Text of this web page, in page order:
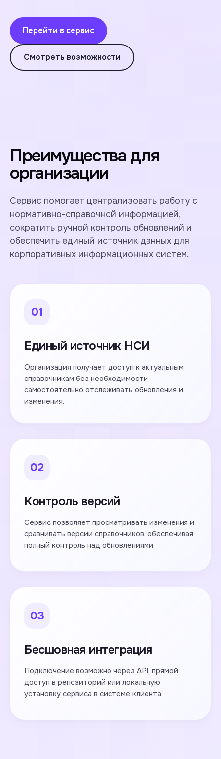
Перейти в сервис
Смотреть возможности
Преимущества для
организации
Сервис помогает централизовать работу с
нормативно-справочной информацией,
сократить ручной контроль обновлений и
обеспечить единый источник данных для
корпоративных информационных систем.
01
Единый источник НСИ
Организация получает доступ к актуальным
справочникам без необходимости
самостоятельно отслеживать обновления и
изменения.
02
Контроль версий
Сервис позволяет просматривать изменения и
сравнивать версии справочников, обеспечивая
полный контроль над обновлениями.
03
Бесшовная интеграция
Подключение возможно через API, прямой
доступ в репозиторий или локальную
установку сервиса в системе клиента.